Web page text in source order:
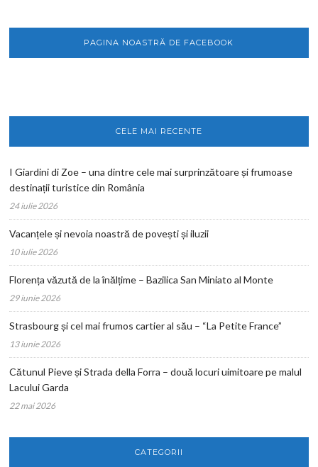
PAGINA NOASTRĂ DE FACEBOOK
CELE MAI RECENTE
I Giardini di Zoe – una dintre cele mai surprinzătoare și frumoase
destinații turistice din România
24 iulie 2026
Vacanțele și nevoia noastră de povești și iluzii
10 iulie 2026
Florența văzută de la înălțime – Bazilica San Miniato al Monte
29 iunie 2026
Strasbourg și cel mai frumos cartier al său – “La Petite France”
13 iunie 2026
Cătunul Pieve și Strada della Forra – două locuri uimitoare pe malul
Lacului Garda
22 mai 2026
CATEGORII